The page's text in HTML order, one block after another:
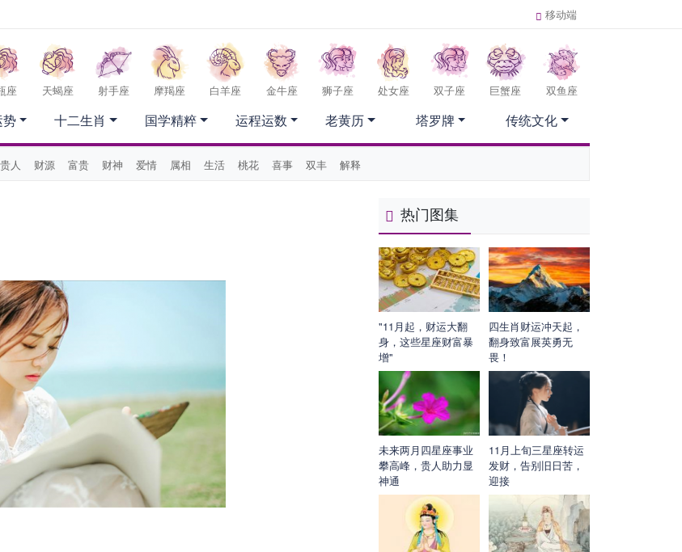
移动端
座 天蝎座 射手座 摩羯座 白羊座 金牛座 狮子座 处女座 双子座 巨蟹座 双鱼座
贵人 财源 富贵 财神 爱情 属相 生活 桃花 喜事 双丰 解释
十二生肖 国学精粹 运程运数 老黄历 塔罗牌 传统文化
热门图集
"11月起，财运大翻
身，这些星座财富暴
增"
四生肖财运冲天起，
翻身致富展英勇无
畏！
未来两月四星座事业
攀高峰，贵人助力显
神通
11月上旬三星座转运
发财，告别旧日苦，
迎接